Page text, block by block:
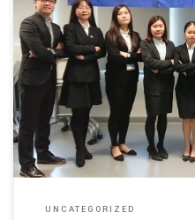
商学院领袖培训计划启动仪式
12月6日举行，共有 […]
UNCATEGORIZED